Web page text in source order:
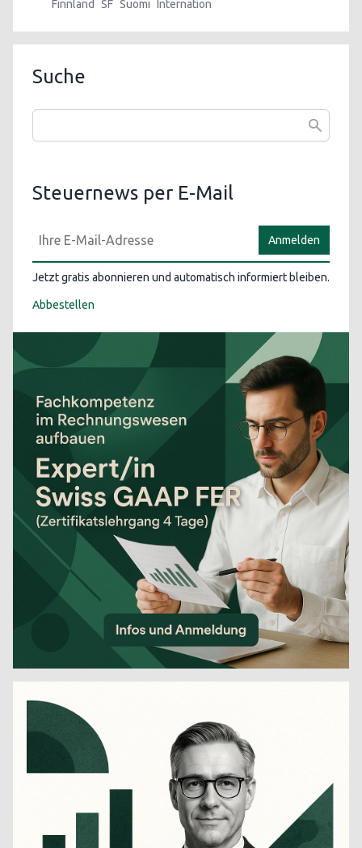
Finnland
SF Suomi Internation
Suche
Steuernews per E-Mail
Anmelden
Jetzt gratis abonnieren und automatisch informiert bleiben.
Abbestellen